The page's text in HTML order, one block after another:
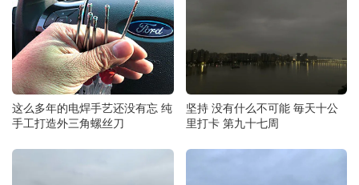
这么多年的电焊手艺还没有忘 纯
手工打造外三角螺丝刀
坚持 没有什么不可能 毎天十公
里打卡 第九十七周